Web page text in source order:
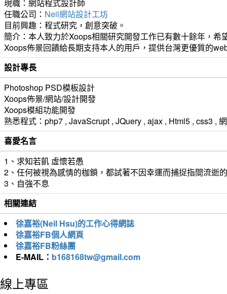
現職：網站程式設計師
任職公司： Neil網站設計工坊
目前興趣：程式研究，創意突破。
簡介：本人致力於Xoops相關研究開發工作已有數十餘年，
Xoops佈景回饋給長期支持本人的用戶，提供台灣更優質的
設計專長
Photoshop PSD模板設計
Xoops佈景/網站/設計開發
Xoops模組功能開發
熟悉程式：php7 , JavaScrupt , JQuery , ajax , Html5 , css3 ,
喜愛名言
1、求知若飢 虛懷若愚
2、任何被視為感情的枷鎖，都試著不因幸運而捕捉指間流逝
3、自強不息
相關連結
徐嘉裕(Neil Hsu)的工作心得網誌
徐嘉裕FB個人網頁
徐嘉裕FB粉絲團
E-MAIL： b168168tw@gmail.com
線上專區